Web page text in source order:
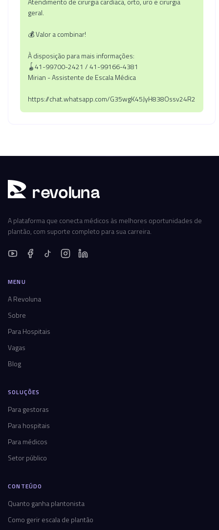
geral.
💰 Valor a combinar!
À disposição para mais informações:
🪀41-99700-2421 / 41-99166-4381
Mirian - Assistente de Escala Médica
https://chat.whatsapp.com/G35wgK45JyH838Ossv24R2
revoluna
A plataforma que conecta médicos às melhores oportunidades de
plantão, com suporte completo para sua carreira.
MENU
A Revoluna
Sobre
Para Hospitais
Vagas
Blog
SOLUÇÕES
Para gestoras
Para hospitais
Para médicos
Setor público
CONTEÚDO
Quanto ganha plantonista
Como gerir escala de plantão